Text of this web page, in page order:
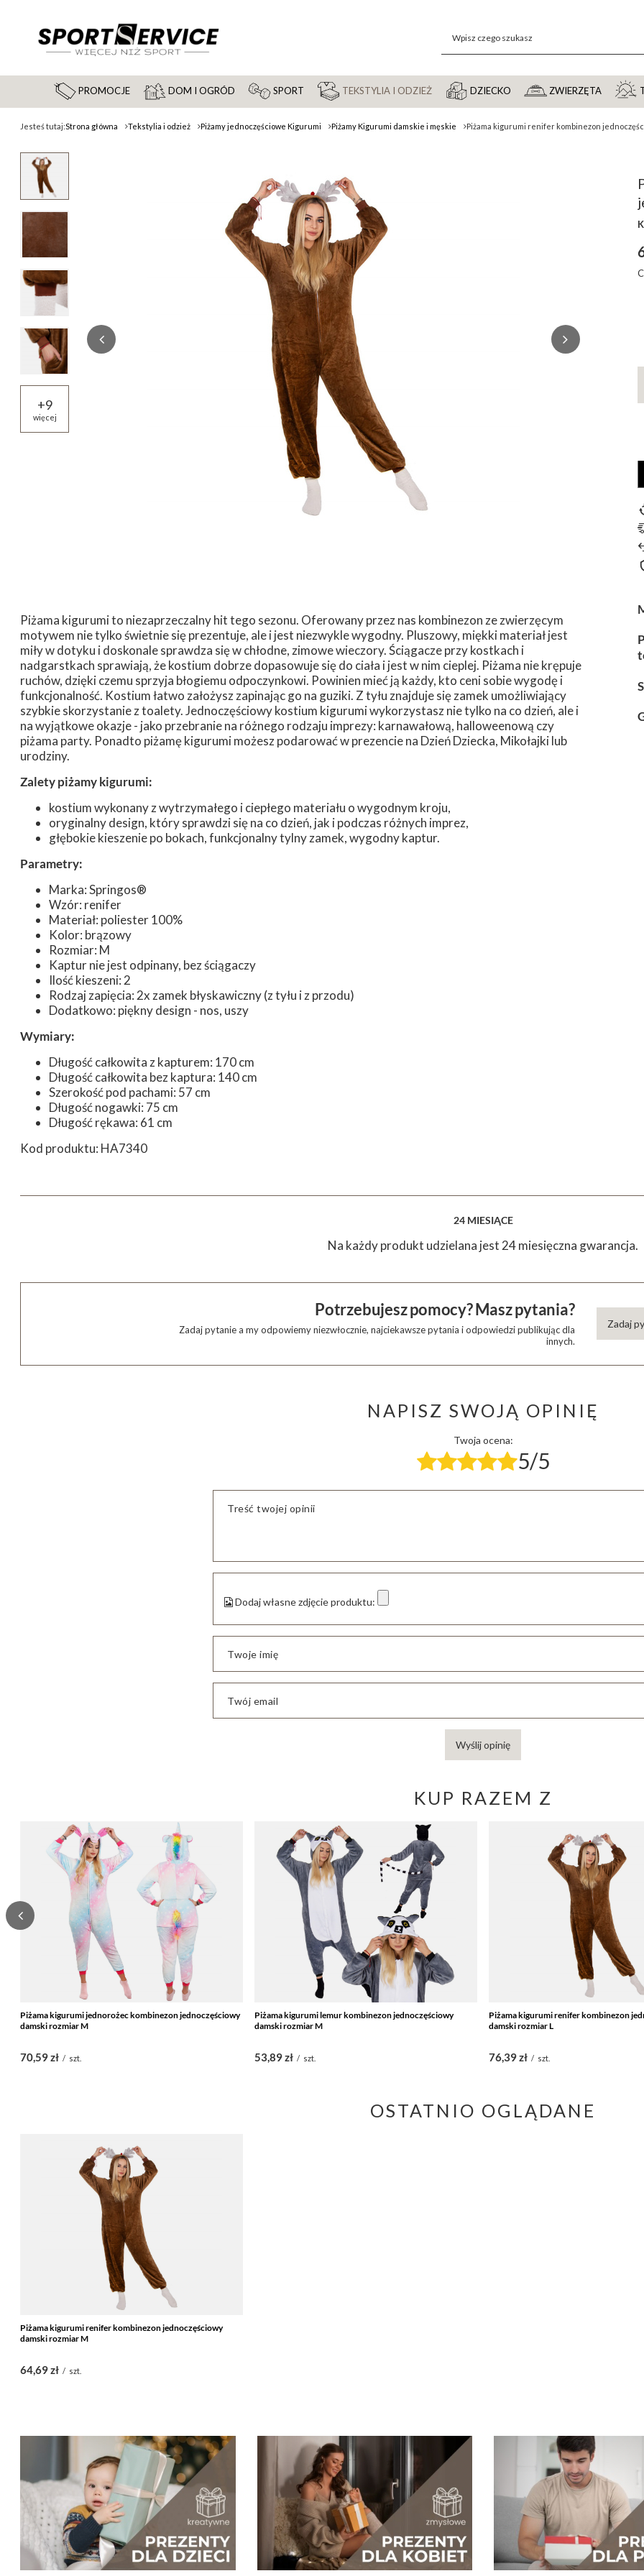
PROMOCJE DOM I OGRÓD SPORT TEKSTYLIA I ODZIEŻ DZIECKO ZWIERZĘTA
Jesteś tutaj:Strona główna Tekstylia i odzież Piżamy jednoczęściowe Kigurumi Piżamy Kigurumi damskie i męskie Piżama kigurumi renifer kombinezon
+9
więcej
Piżama kigurumi to niezaprzeczalny hit tego sezonu. Oferowany przez nas kombinezon ze zwierzęcym
motywem nie tylko świetnie się prezentuje, ale i jest niezwykle wygodny. Pluszowy, miękki materiał jest
miły w dotyku i doskonale sprawdza się w chłodne, zimowe wieczory. Ściągacze przy kostkach i
nadgarstkach sprawiają, że kostium dobrze dopasowuje się do ciała i jest w nim cieplej. Piżama nie krępuje
ruchów, dzięki czemu sprzyja błogiemu odpoczynkowi. Powinien mieć ją każdy, kto ceni sobie wygodę i
funkcjonalność. Kostium łatwo założysz zapinając go na guziki. Z tyłu znajduje się zamek umożliwiający
szybkie skorzystanie z toalety. Jednoczęściowy kostium kigurumi wykorzystasz nie tylko na co dzień, ale i
na wyjątkowe okazje - jako przebranie na różnego rodzaju imprezy: karnawałową, halloweenową czy
piżama party. Ponadto piżamę kigurumi możesz podarować w prezencie na Dzień Dziecka, Mikołajki lub
urodziny.
Zalety piżamy kigurumi:
kostium wykonany z wytrzymałego i ciepłego materiału o wygodnym kroju,
oryginalny design, który sprawdzi się na co dzień, jak i podczas różnych imprez,
głębokie kieszenie po bokach, funkcjonalny tylny zamek, wygodny kaptur.
Parametry:
Marka: Springos®
Wzór: renifer
Materiał: poliester 100%
Kolor: brązowy
Rozmiar: M
Kaptur nie jest odpinany, bez ściągaczy
Ilość kieszeni: 2
Rodzaj zapięcia: 2x zamek błyskawiczny (z tyłu i z przodu)
Dodatkowo: piękny design - nos, uszy
Wymiary:
Długość całkowita z kapturem: 170 cm
Długość całkowita bez kaptura: 140 cm
Szerokość pod pachami: 57 cm
Długość nogawki: 75 cm
Długość rękawa: 61 cm
Kod produktu: HA7340
24 MIESIĄCE
Na każdy produkt udzielana jest 24 miesięczna gwarancja.
Potrzebujesz pomocy? Masz pytania?
Zadaj pytanie a my odpowiemy niezwłocznie, najciekawsze pytania i odpowiedzi publikując dla
innych.
Zadaj
NAPISZ SWOJĄ OPINIĘ
Twoja ocena:
5/5
Treść twojej opinii
Dodaj własne zdjęcie produktu:
Twoje imię
Twój email
Wyślij opinię
KUP RAZEM Z
Piżama kigurumi jednorożec kombinezon jednoczęściowy
damski rozmiar M
70,59 zł / szt.
Piżama kigurumi lemur kombinezon jednoczęściowy
damski rozmiar M
53,89 zł / szt.
Piżama kigurumi renifer kombinezon
damski rozmiar L
76,39 zł / szt.
OSTATNIO OGLĄDANE
Piżama kigurumi renifer kombinezon jednoczęściowy
damski rozmiar M
64,69 zł / szt.